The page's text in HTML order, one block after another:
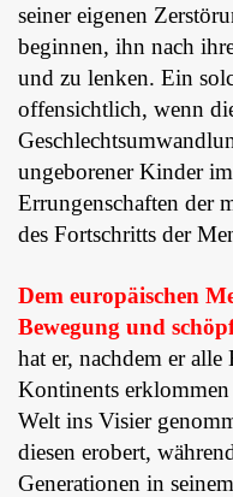
seiner eigenen
beginnen, ihn nach
und zu lenken. Ein
offensichtlich, wenn
ungeborener Kinder
Errungenschaften der
des Fortschritts der
Dem europäischen
Bewegung und
hat er, nachdem er
Kontinents
Welt ins Visier
diesen erobert,
Generationen in